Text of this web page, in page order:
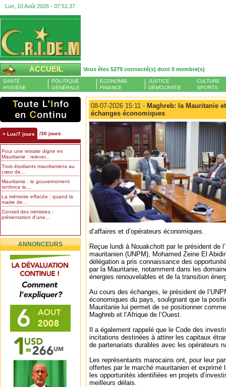
Lun, 10 Août 2026 - 07:51:38
ACCUEIL Vous êtes 5279 connecté(s) dont 0 membre(s)
SANTÉ
HYGIÈNE
POLITIQUE
GÉNÉRALE
ECONOMIE
FINANCE
JUSTICE
DÉMOCRATIE
CULTURE
SPORTS
+ Lus/7 jours /30 jours
Pour une retraite digne en
Mauritanie : relever...
Trois étudiants mauritaniens au
cœur de...
Mauritanie : le gouvernement
renforce le...
La mémoire effacée : quand la
mairie de...
Conseil des ministres :
présentation d’une...
ANNONCEURS
08-07-2026 15:11 - Maghreb: la Mauritanie
échanges économiques
d’affaires et d’opérateurs économiques.
Reçue lundi à Nouakchott par le président de
mauritanien (UNPM), Mohamed Zeine El
délégation a pris connaissance des
par la Mauritanie, notamment dans les
énergies renouvelables et de la transition
Au cours des échanges, le président de
économiques du pays, soulignant que la
Mauritanie lui permet de se positionner
Maghreb et l’Afrique de l’Ouest.
Il a également rappelé que le Code des
incitations destinées à attirer les capitaux
de partenariats durables avec les opérateurs
Les représentants marocains ont, pour leur
offertes par le marché mauritanien et exprimé
les opportunités identifiées en projets
meilleurs délais.